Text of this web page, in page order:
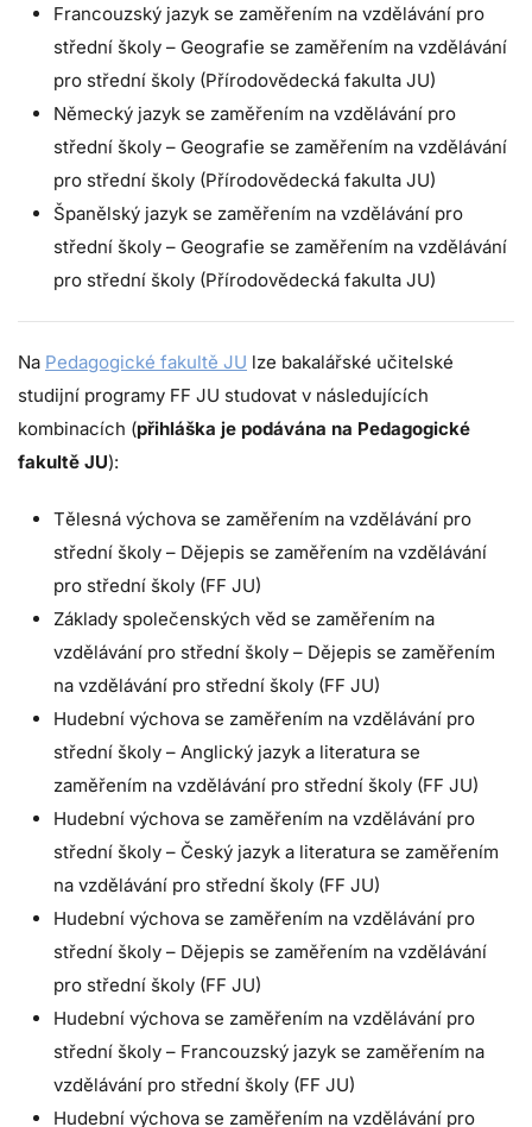
Francouzský jazyk se zaměřením na vzdělávání pro
střední školy – Geografie se zaměřením na vzdělávání
pro střední školy (Přírodovědecká fakulta JU)
Německý jazyk se zaměřením na vzdělávání pro
střední školy – Geografie se zaměřením na vzdělávání
pro střední školy (Přírodovědecká fakulta JU)
Španělský jazyk se zaměřením na vzdělávání pro
střední školy – Geografie se zaměřením na vzdělávání
pro střední školy (Přírodovědecká fakulta JU)
Na Pedagogické fakultě JU lze bakalářské učitelské
studijní programy FF JU studovat v následujících
kombinacích (přihláška je podávána na Pedagogické
fakultě JU):
Tělesná výchova se zaměřením na vzdělávání pro
střední školy – Dějepis se zaměřením na vzdělávání
pro střední školy (FF JU)
Základy společenských věd se zaměřením na
vzdělávání pro střední školy – Dějepis se zaměřením
na vzdělávání pro střední školy (FF JU)
Hudební výchova se zaměřením na vzdělávání pro
střední školy – Anglický jazyk a literatura se
zaměřením na vzdělávání pro střední školy (FF JU)
Hudební výchova se zaměřením na vzdělávání pro
střední školy – Český jazyk a literatura se zaměřením
na vzdělávání pro střední školy (FF JU)
Hudební výchova se zaměřením na vzdělávání pro
střední školy – Dějepis se zaměřením na vzdělávání
pro střední školy (FF JU)
Hudební výchova se zaměřením na vzdělávání pro
střední školy – Francouzský jazyk se zaměřením na
vzdělávání pro střední školy (FF JU)
Hudební výchova se zaměřením na vzdělávání pro